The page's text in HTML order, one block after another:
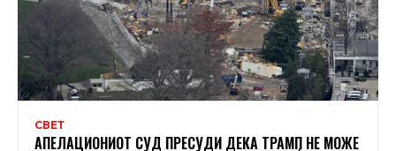
СВЕТ
АПЕЛАЦИОНИОТ СУД ПРЕСУДИ ДЕКА ТРАМП НЕ МОЖЕ